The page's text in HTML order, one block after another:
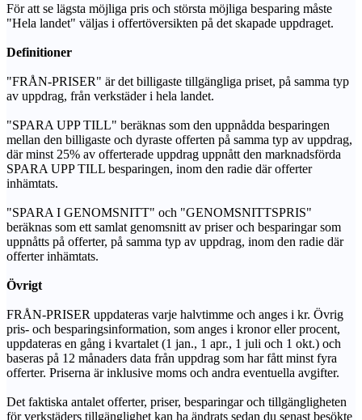
För att se lägsta möjliga pris och största möjliga besparing måste
"Hela landet" väljas i offertöversikten på det skapade uppdraget.
Definitioner
"FRÅN-PRISER" är det billigaste tillgängliga priset, på samma typ
av uppdrag, från verkstäder i hela landet.
"SPARA UPP TILL" beräknas som den uppnådda besparingen
mellan den billigaste och dyraste offerten på samma typ av uppdrag,
där minst 25% av offerterade uppdrag uppnått den marknadsförda
SPARA UPP TILL besparingen, inom den radie där offerter
inhämtats.
"SPARA I GENOMSNITT" och "GENOMSNITTSPRIS"
beräknas som ett samlat genomsnitt av priser och besparingar som
uppnåtts på offerter, på samma typ av uppdrag, inom den radie där
offerter inhämtats.
Övrigt
FRÅN-PRISER uppdateras varje halvtimme och anges i kr. Övrig
pris- och besparingsinformation, som anges i kronor eller procent,
uppdateras en gång i kvartalet (1 jan., 1 apr., 1 juli och 1 okt.) och
baseras på 12 månaders data från uppdrag som har fått minst fyra
offerter. Priserna är inklusive moms och andra eventuella avgifter.
Det faktiska antalet offerter, priser, besparingar och tillgängligheten
för verkstäders tillgänglighet kan ha ändrats sedan du senast besökte